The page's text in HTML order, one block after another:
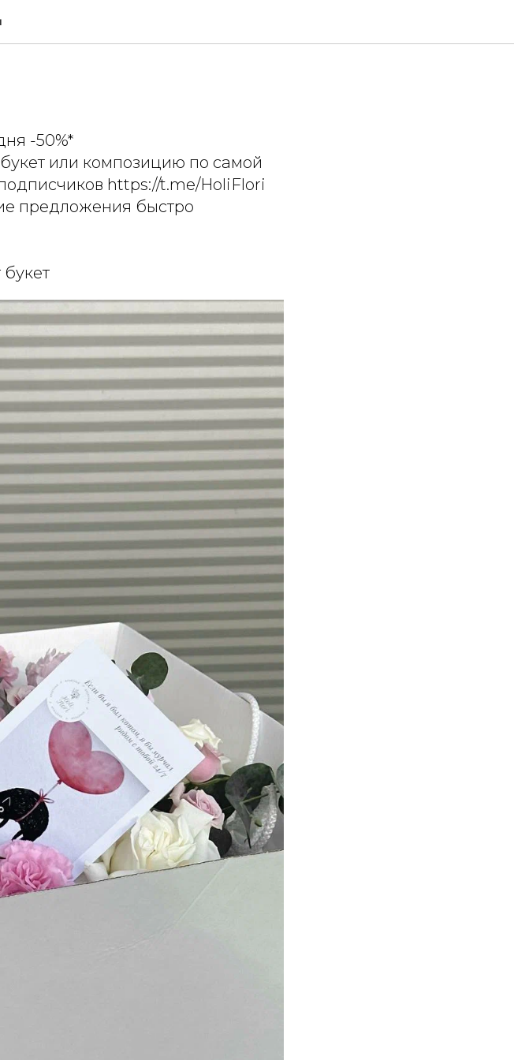
-50%*
или композицию по самой
https://t.me/HoliFlori
предложения быстро